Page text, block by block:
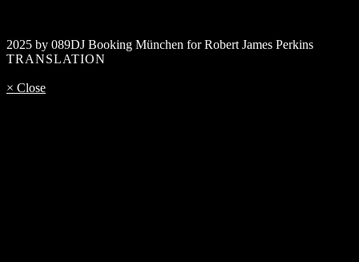
2025 by 089DJ Booking München for Robert James Perkins
TRANSLATION
× Close